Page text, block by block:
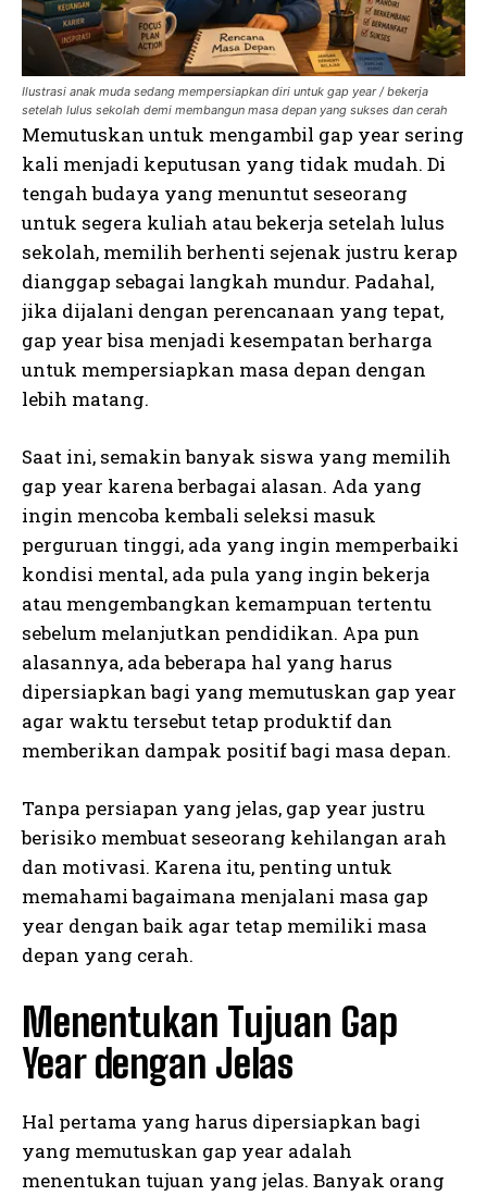
Ilustrasi anak muda sedang mempersiapkan diri untuk gap year / bekerja
setelah lulus sekolah demi membangun masa depan yang sukses dan cerah
Memutuskan untuk mengambil gap year sering
kali menjadi keputusan yang tidak mudah. Di
tengah budaya yang menuntut seseorang
untuk segera kuliah atau bekerja setelah lulus
sekolah, memilih berhenti sejenak justru kerap
dianggap sebagai langkah mundur. Padahal,
jika dijalani dengan perencanaan yang tepat,
gap year bisa menjadi kesempatan berharga
untuk mempersiapkan masa depan dengan
lebih matang.
Saat ini, semakin banyak siswa yang memilih
gap year karena berbagai alasan. Ada yang
ingin mencoba kembali seleksi masuk
perguruan tinggi, ada yang ingin memperbaiki
kondisi mental, ada pula yang ingin bekerja
atau mengembangkan kemampuan tertentu
sebelum melanjutkan pendidikan. Apa pun
alasannya, ada beberapa hal yang harus
dipersiapkan bagi yang memutuskan gap year
agar waktu tersebut tetap produktif dan
memberikan dampak positif bagi masa depan.
Tanpa persiapan yang jelas, gap year justru
berisiko membuat seseorang kehilangan arah
dan motivasi. Karena itu, penting untuk
memahami bagaimana menjalani masa gap
year dengan baik agar tetap memiliki masa
depan yang cerah.
Menentukan Tujuan Gap
Year dengan Jelas
Hal pertama yang harus dipersiapkan bagi
yang memutuskan gap year adalah
menentukan tujuan yang jelas. Banyak orang